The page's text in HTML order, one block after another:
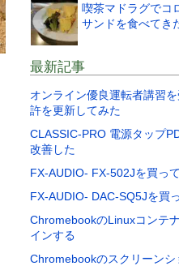
喫茶マドラグでコ
サンドを食べてき
最新記事
オンライン優良運転者講習
許を更新してみた
CLASSIC-PRO 電源タップ
改善した
FX-AUDIO- FX-502Jを買っ
FX-AUDIO- DAC-SQ5Jを買
ChromebookのLinuxコンテ
インする
Chromebookのスクリーンシ